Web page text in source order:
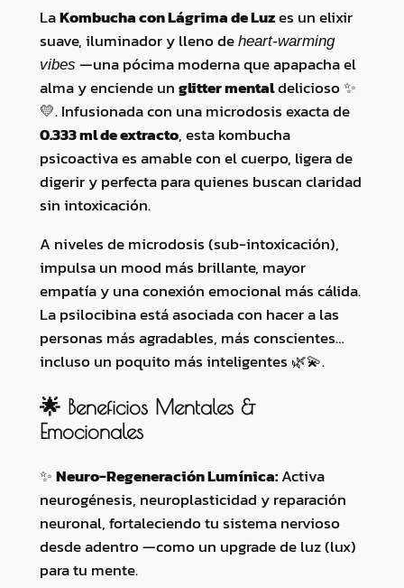
c
o
n
L
á
g
r
i
m
d
e
L
u
z
:
E
l
i
m
LaKombucha con Lágrima de Luzes un elixir
suave, iluminador y lleno de heart-warming
vibes —una pócima moderna que apapacha el
alma y enciende un glitter mentaldelicioso ✨
💛. Infusionada con una microdosis exacta de
0.333 ml de extracto, esta kombucha
psicoactiva es amable con el cuerpo, ligera de
digerir y perfecta para quienes buscan claridad
sin intoxicación.
A niveles de microdosis (sub-intoxicación),
impulsa un mood más brillante, mayor
empatía y una conexión emocional más cálida.
La psilocibina está asociada con hacer a las
personas más agradables, más conscientes…
incluso un poquito más inteligentes 🌿💫.
🌟 Beneficios Mentales &
Emocionales
✨ Neuro-Regeneración Lumínica:Activa
neurogénesis, neuroplasticidad y reparación
neuronal, fortaleciendo tu sistema nervioso
desde adentro —como un upgrade de luz (lux)
para tu mente.